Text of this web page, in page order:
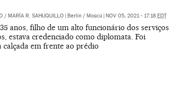
/ MARÍA R. SAHUQUILLO | Berlín / Moscú | NOV 05, 2021 - 17:18 EDT
anos, filho de um alto funcionário dos serviços
estava credenciado como diplomata. Foi
calçada em frente ao prédio